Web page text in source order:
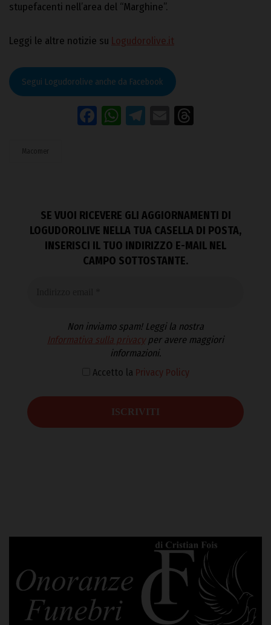
stupefacenti nell’area del “Marghine”.
Leggi le altre notizie su Logudorolive.it
Segui Logudorolive anche da Facebook
Facebook
WhatsApp
Telegram
Email
Macomer
SE VUOI RICEVERE GLI AGGIORNAMENTI DI
LOGUDOROLIVE NELLA TUA CASELLA DI POSTA,
INSERISCI IL TUO INDIRIZZO E-MAIL NEL
CAMPO SOTTOSTANTE.
Non inviamo spam! Leggi la nostra
Informativa sulla privacyper avere maggiori
informazioni.
Accetto la Privacy Policy